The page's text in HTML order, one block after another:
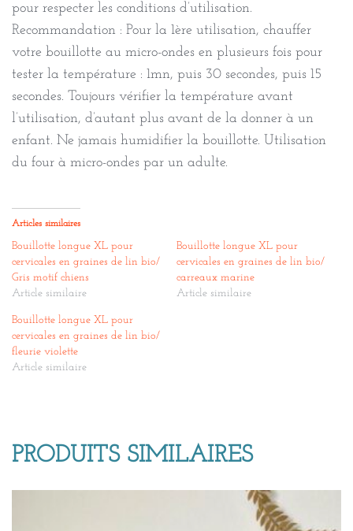
pour respecter les conditions d’utilisation.
Recommandation : Pour la 1ère utilisation, chauffer
votre bouillotte au micro-ondes en plusieurs fois pour
tester la température : 1mn, puis 30 secondes, puis 15
secondes. Toujours vérifier la température avant
l’utilisation, d’autant plus avant de la donner à un
enfant. Ne jamais humidifier la bouillotte. Utilisation
du four à micro-ondes par un adulte.
Articles similaires
Bouillotte longue XL pour
cervicales en graines de lin bio/
Gris motif chiens
Article similaire
Bouillotte longue XL pour
cervicales en graines de lin bio/
carreaux marine
Article similaire
Bouillotte longue XL pour
cervicales en graines de lin bio/
fleurie violette
Article similaire
PRODUITS SIMILAIRES